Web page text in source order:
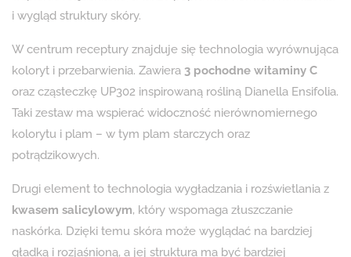
i wygląd struktury skóry.
W centrum receptury znajduje się technologia wyrównująca
koloryt i przebarwienia. Zawiera 3 pochodne witaminy C
oraz cząsteczkę UP302 inspirowaną rośliną Dianella Ensifolia.
Taki zestaw ma wspierać widoczność nierównomiernego
kolorytu i plam – w tym plam starczych oraz
potrądzikowych.
Drugi element to technologia wygładzania i rozświetlania z
kwasem salicylowym, który wspomaga złuszczanie
naskórka. Dzięki temu skóra może wyglądać na bardziej
gładką i rozjaśnioną, a jej struktura ma być bardziej